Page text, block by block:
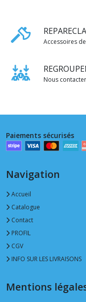
Accessoires
Nous
Paiements sécurisés
Navigation
Accueil
Catalogue
Contact
PROFIL
CGV
INFO SUR LES LIVRAISONS
Mentions